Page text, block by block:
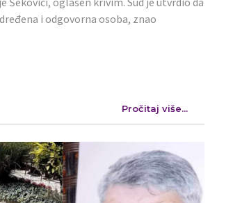
i odgovorna osoba, znao
Pročitaj više...